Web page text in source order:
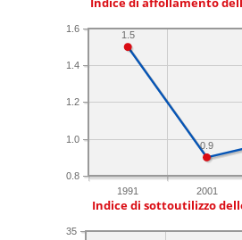
Indice di affollamento
1991 2001
0.8
1.0
1.2
1.4
1.6
0.9
1.5
Indice di sottoutilizzo
35